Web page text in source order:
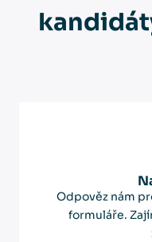
Odpověz nám
formuláře.